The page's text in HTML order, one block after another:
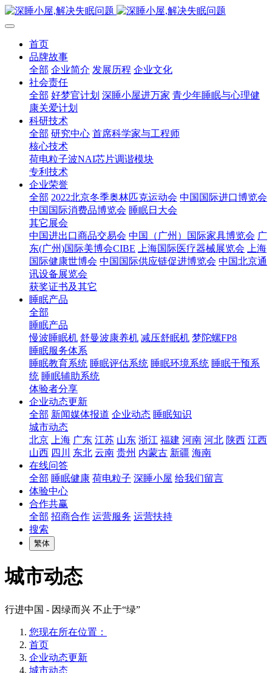
首页
品牌故事
全部 企业简介 发展历程 企业文化
社会责任
全部 好梦官计划 深睡小屋进万家 青少年睡眠与心理健
康关爱计划
科研技术
全部 研究中心 首席科学家与工程师
核心技术
荷电粒子波NAI芯片调谐模块
专利技术
企业荣誉
全部 2022北京冬季奥林匹克运动会 中国国际进口博览会
中国国际消费品博览会 睡眠日大会
其它展会
中国进出口商品交易会 中国（广州）国际家具博览会 广
东(广州)国际美博会CIBE
上海国际医疗器械展览会
上海
国际健康世博会 中国国际供应链促进博览会 中国北京通
讯设备展览会
获奖证书及其它
睡眠产品
全部
睡眠产品
慢波睡眠机 舒曼波康养机 减压舒眠机 梦陀螺FP8
睡眠服务体系
睡眠教育系统 睡眠评估系统 睡眠环境系统 睡眠干预系
统 睡眠辅助系统
体验者分享
企业动态更新
全部 新闻媒体报道 企业动态 睡眠知识
城市动态
北京
上海 广东 江苏 山东 浙江 福建 河南 河北 陕西 江西
山西 四川 东北 云南 贵州 内蒙古 新疆 海南
在线问答
全部 睡眠健康 荷电粒子 深睡小屋 给我们留言
体验中心
合作共赢
全部 招商合作 运营服务 运营扶持
搜索
繁体
城市动态
行进中国 - 因绿而兴 不止于“绿”
您现在所在位置：
首页
企业动态更新
城市动态